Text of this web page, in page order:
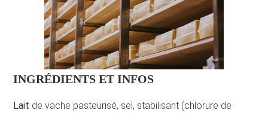
INGRÉDIENTS ET INFOS
Lait de vache pasteurisé, sel, stabilisant (chlorure de